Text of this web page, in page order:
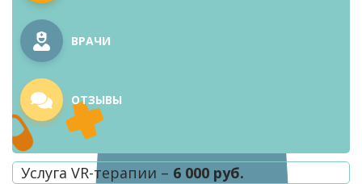
ВРАЧИ
ОТЗЫВЫ
Услуга VR-терапии – 6 000 руб.